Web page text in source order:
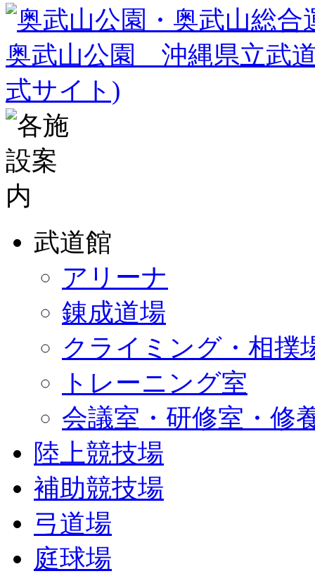
投
稿
武道館
アリーナ
錬成道場
クライミング・相撲
トレーニング室
会議室・研修室・修
陸上競技場
補助競技場
弓道場
庭球場